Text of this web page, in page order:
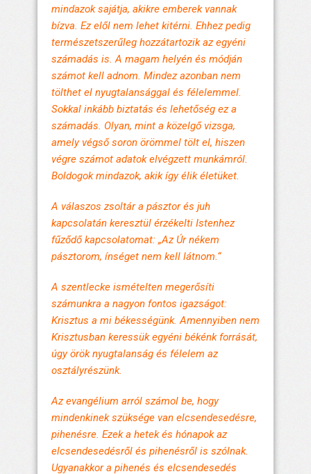
mindazok sajátja, akikre emberek vannak
bízva. Ez elől nem lehet kitérni. Ehhez pedig
természetszerűleg hozzátartozik az egyéni
számadás is. A magam helyén és módján
számot kell adnom. Mindez azonban nem
tölthet el nyugtalansággal és félelemmel.
Sokkal inkább biztatás és lehetőség ez a
számadás. Olyan, mint a közelgő vizsga,
amely végső soron örömmel tölt el, hiszen
végre számot adatok elvégzett munkámról.
Boldogok mindazok, akik így élik életüket.
A válaszos zsoltár a pásztor és juh
kapcsolatán keresztül érzékelti Istenhez
fűződő kapcsolatomat: „Az Úr nékem
pásztorom, ínséget nem kell látnom.“
A szentlecke ismételten megerősíti
számunkra a nagyon fontos igazságot:
Krisztus a mi békességünk. Amennyiben nem
Krisztusban keressük egyéni békénk forrását,
úgy örök nyugtalanság és félelem az
osztályrészünk.
Az evangélium arról számol be, hogy
mindenkinek szüksége van elcsendesedésre,
pihenésre. Ezek a hetek és hónapok az
elcsendesedésről és pihenésről is szólnak.
Ugyanakkor a pihenés és elcsendesedés